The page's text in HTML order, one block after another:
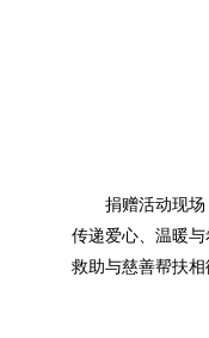
捐赠活动现
传递爱心、温暖
救助与慈善帮扶相